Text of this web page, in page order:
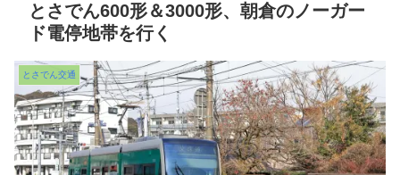
とさでん600形＆3000形、朝倉のノーガー
ド電停地帯を行く
とさでん交通